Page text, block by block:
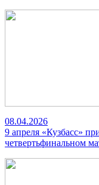
08.04.2026
9 апреля «Кузбасс»
четвертьфинальном